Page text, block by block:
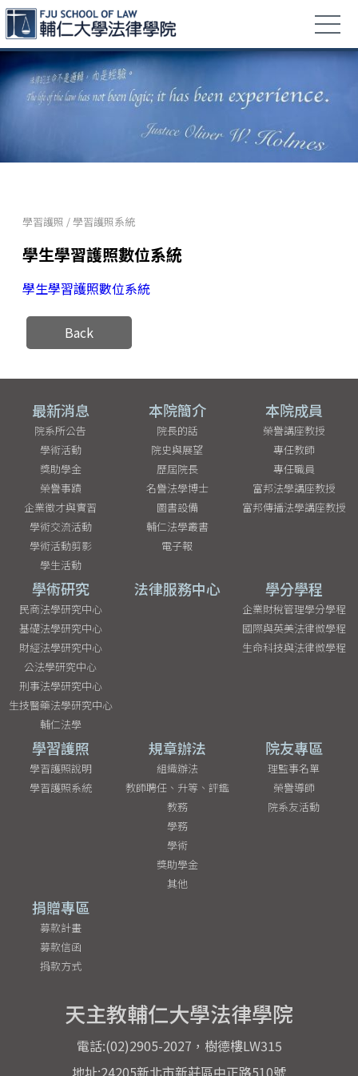
學習護照 /學習護照系統
學生學習護照數位系統
學生學習護照數位系統
Back
最新消息
院系所公告
學術活動
獎助學金
榮譽事蹟
企業徵才與實習
學術交流活動
學術活動剪影
學生活動
本院簡介
院長的話
院史與展望
歷屆院長
名譽法學博士
圖書設備
輔仁法學叢書
電子報
本院成員
榮譽講座教授
專任教師
專任職員
富邦法學講座教授
富邦傳播法學講座教授
學術研究
民商法學研究中心
基礎法學研究中心
財經法學研究中心
公法學研究中心
刑事法學研究中心
生技醫藥法學研究中心
輔仁法學
法律服務中心 學分學程
企業財稅管理學分學程
國際與英美法律微學程
生命科技與法律微學程
學習護照
學習護照說明
學習護照系統
規章辦法
組織辦法
教師聘任、升等、評鑑
教務
學務
學術
獎助學金
其他
院友專區
理監事名單
榮譽導師
院系友活動
捐贈專區
募款計畫
募款信函
捐款方式
天主教輔仁大學法律學院
電話:(02)2905-2027，樹德樓LW315
地址:24205新北市新莊區中正路510號